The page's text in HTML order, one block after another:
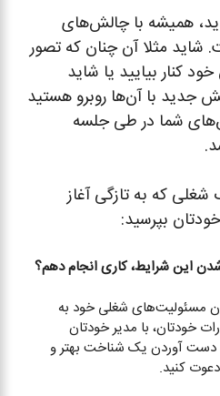
همیشه با چالش‌های
شاید مثلا آن چنان که تصور
کنار بیایید یا شاید
جدید با آن‌ها روبرو هستید
شما در طی جلسه
که به تازگی آغاز
بپرسید:
شدن این شرایط، کاری انجام دهم؟
مسئولیت‌های شغلی خود به
خودتان، با مدیر خودتان
دست آوردن یک شناخت بهتر و
کنید.